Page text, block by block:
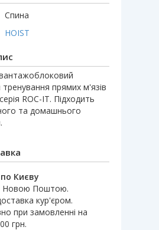
Спина
HOIST
прямих м'язів
ROC-IT. Підходить
та домашнього
Києву
Новою Поштою.
кур'єром.
при замовленні на
грн.